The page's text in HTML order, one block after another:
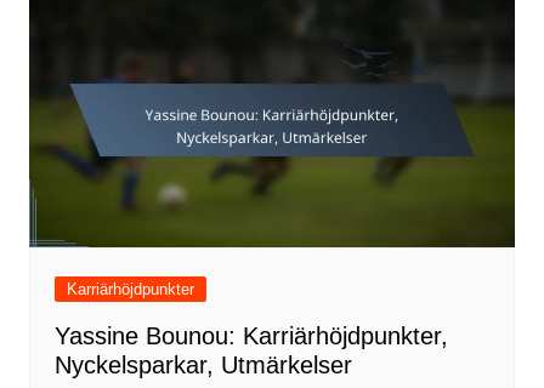
Karriärhöjdpunkter
Yassine Bounou: Karriärhöjdpunkter,
Nyckelsparkar, Utmärkelser